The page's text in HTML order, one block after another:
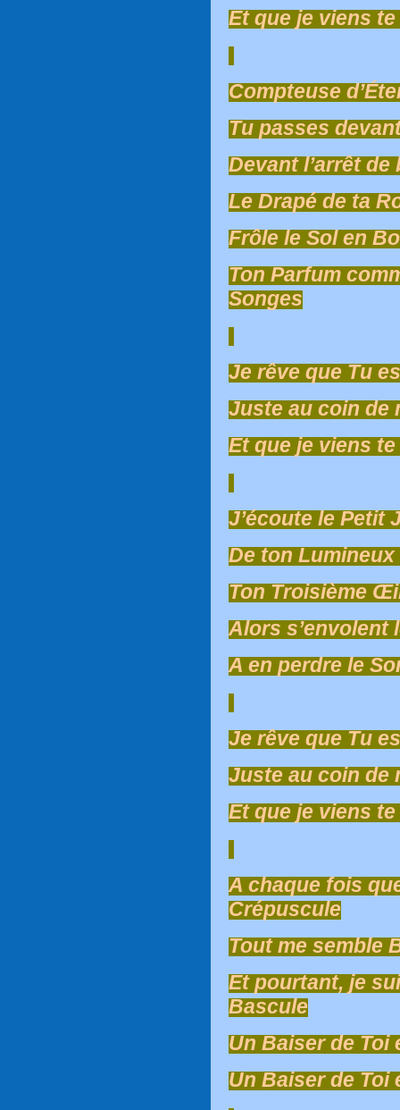
Et que je viens
Compteuse
Tu passes
Devant l’arrêt de
Le Drapé de ta
Frôle le Sol en
Ton Parfum
Songes
Je rêve que Tu
Juste au coin de
Et que je viens
J’écoute le Petit
De ton
Ton Troisième
Alors s’envolent
A en perdre le
Je rêve que Tu
Juste au coin de
Et que je viens
A chaque fois
Crépuscule
Tout me semble
Et pourtant, je
Bascule
Un Baiser de Toi
Un Baiser de Toi